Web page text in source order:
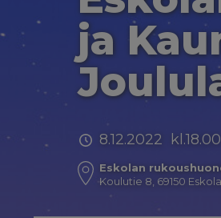
ja
8.12.2022
Eskolan
Koulutie 8, 69150